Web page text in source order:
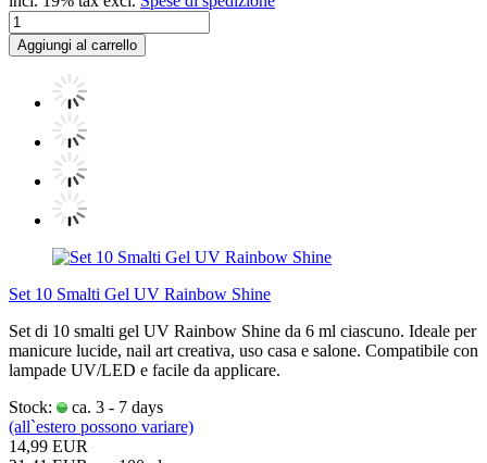
Aggiungi al carrello
Set 10 Smalti Gel UV Rainbow Shine
Set di 10 smalti gel UV Rainbow Shine da 6 ml ciascuno. Ideale per
manicure lucide, nail art creativa, uso casa e salone. Compatibile con
lampade UV/LED e facile da applicare.
Stock:
ca. 3 - 7 days
(all`estero possono variare)
14,99 EUR